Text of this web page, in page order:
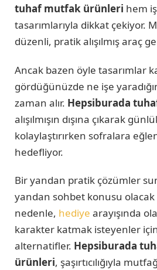
tuhaf mutfak ürünleri hem
tasarımlarıyla dikkat çekiyor.
düzenli, pratik alışılmış araç
Ancak bazen öyle tasarımlar
gördüğünüzde ne işe
zaman alır. Hepsiburada
alışılmışın dışına çıkarak
kolaylaştırırken sofralara
hedefliyor.
Bir yandan pratik çözümler
yandan sohbet konusu olacak
nedenle, hediye arayışında
karakter katmak isteyenler
alternatifler. Hepsiburada
ürünleri, şaşırtıcılığıyla